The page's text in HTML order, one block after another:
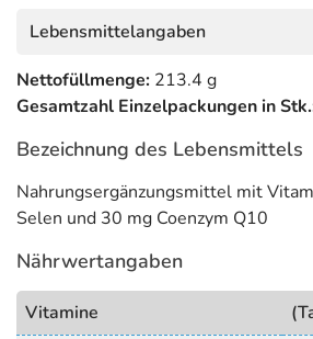
Verdauungsprobleme die
erschweren. In der
beim Leistungssport kann
ebenfallssinnvollsein.
Nobilin Q10 – das sind 30 mg
weitere Nährstoffe, darunter 36 mg
Vitamin E und die Mineralstoffe
14 Nährstoffe, die sofein
ergänzen sich optimal bei ihren
Kombination der Nährstoffe ist das
Q10.
Lebensmittelangaben
Nettofüllmenge: 213.4 g
Gesamtzahl Einzelpackungen in
Bezeichnung des Lebensmittels
Nahrungsergänzungsmittel mit
Selen und 30 mg Coenzym Q10
Nährwertangaben
Vitamine